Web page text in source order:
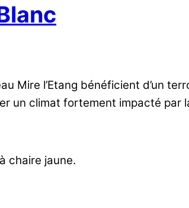
Mire l’Etang bénéficient d’un
un climat fortement impacté par
chaire jaune.